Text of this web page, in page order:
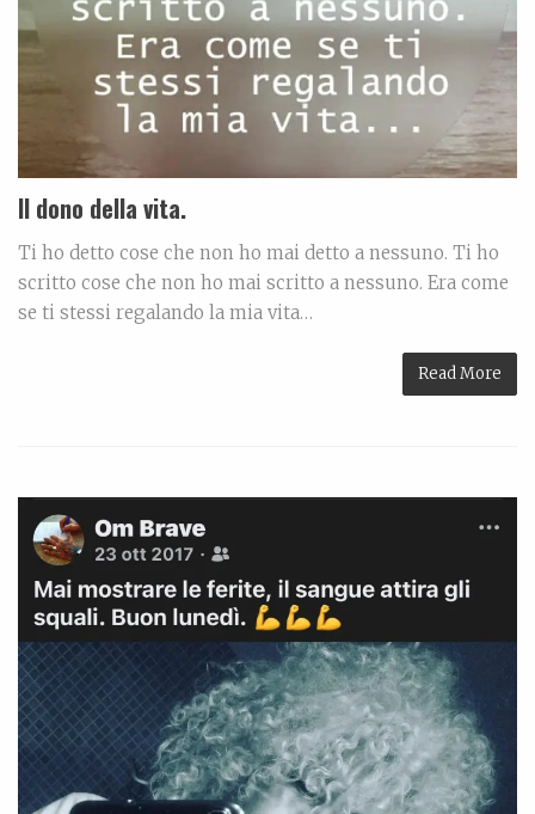
Il dono della vita.
Ti ho detto cose che non ho mai detto a nessuno. Ti ho
scritto cose che non ho mai scritto a nessuno. Era come
se ti stessi regalando la mia vita…
Read More